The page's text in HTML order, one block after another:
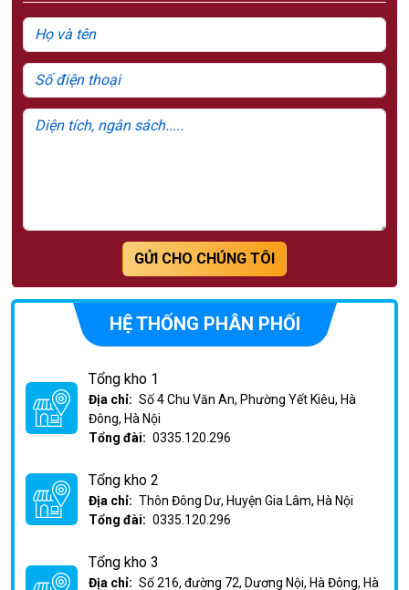
GỬI CHO CHÚNG TÔI
HỆ THỐNG PHÂN PHỐI
Tổng kho 1
Địa chỉ: Số 4 Chu Văn An, Phường Yết Kiêu, Hà
Đông, Hà Nội
Tổng đài: 0335.120.296
Tổng kho 2
Địa chỉ: Thôn Đông Dư, Huyện Gia Lâm, Hà Nội
Tổng đài: 0335.120.296
Tổng kho 3
Địa chỉ: Số 216, đường 72, Dương Nội, Hà Đông, Hà